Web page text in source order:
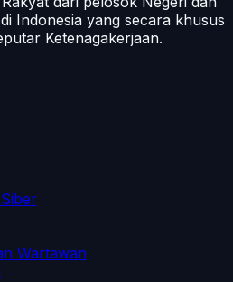
Indonesia yang secara khusus
Ketenagakerjaan.
Wartawan